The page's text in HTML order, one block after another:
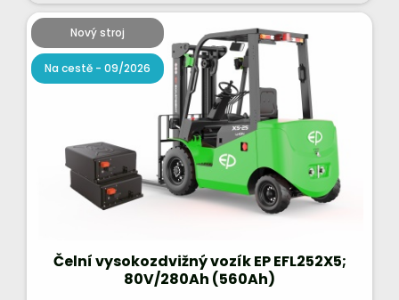
Nový stroj
Na cestě - 09/2026
Čelní vysokozdvižný vozík EP EFL252X5;
80V/280Ah (560Ah)